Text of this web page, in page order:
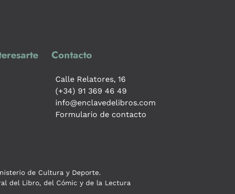
Contacto
Calle Relatores, 16
(+34) 91 369 46 49
info@enclavedelibros.com
Formulario de contacto
de Cultura y Deporte.
del Libro, del Cómic y de la Lectura